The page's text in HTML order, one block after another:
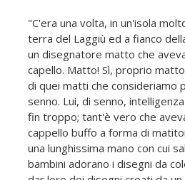
"C'era una volta, in un'isola
terra del Laggiù ed a fianco
un disegnatore matto che
capello. Matto! Sì, proprio
di quei matti che consideriamo
senno. Lui, di senno,
fin troppo; tant'è vero che
cappello buffo a forma di
una lunghissima mano con cui
bambini adorano i disegni da